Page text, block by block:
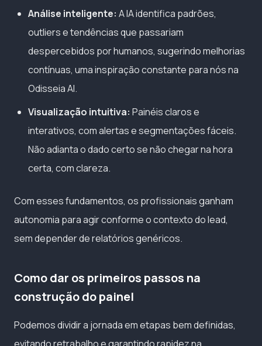
Análise inteligente: A IA identifica padrões,
outliers e tendências que passariam
despercebidos por humanos, sugerindo melhorias
contínuas, uma inspiração constante para nós na
Odisseia AI.
Visualização intuitiva: Painéis claros e
interativos, com alertas e segmentações fáceis.
Não adianta o dado certo se não chegar na hora
certa, com clareza.
Com esses fundamentos, os profissionais ganham
autonomia para agir conforme o contexto do lead,
sem depender de relatórios genéricos.
Como dar os primeiros passos na
construção do painel
Podemos dividir a jornada em etapas bem definidas,
evitando retrabalho e garantindo rapidez na